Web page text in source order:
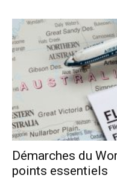
Démarches du
points essentiels